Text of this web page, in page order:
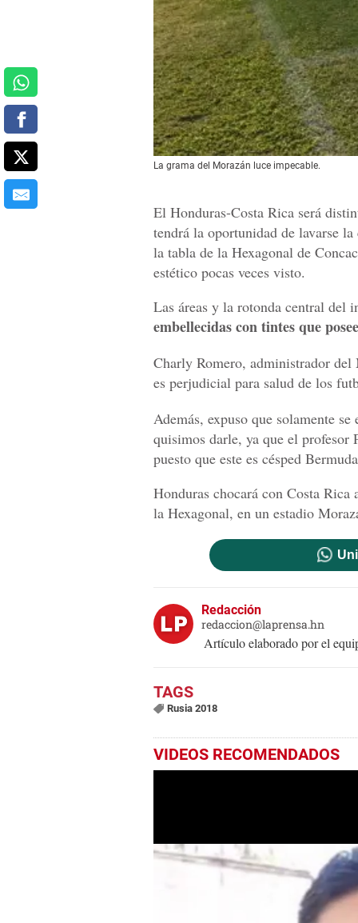
La grama del Morazán luce impecable.
El Honduras-Costa Rica será
tendrá la oportunidad de lavarse la
la tabla de la Hexagonal de
estético pocas veces visto.
Las áreas y la rotonda central del
embellecidas con tintes que
Charly Romero, administrador
es perjudicial para salud de los
Además, expuso que solamente
quisimos darle, ya que el profesor
puesto que este es césped
Honduras chocará con Costa
la Hexagonal, en un estadio
Redacción
redaccion@laprensa.hn
Artículo elaborado por el
Rusia 2018
VIDEOS RECOMENDADOS